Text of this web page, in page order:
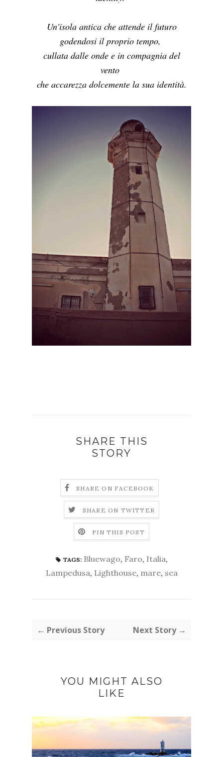
Un'isola antica che attende il futuro
godendosi il proprio tempo,
cullata dalle onde e in compagnia del
vento
che accarezza dolcemente la sua identità.
SHARE THIS
STORY
SHARE ON FACEBOOK
SHARE ON TWITTER
PIN THIS POST
TAGS: Bluewago, Faro, Italia,
Lampedusa, Lighthouse, mare, sea
← Previous Story Next Story →
YOU MIGHT ALSO
LIKE